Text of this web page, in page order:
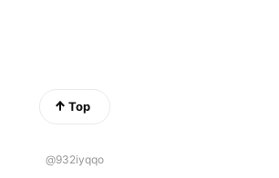
Top
@932iyqqo